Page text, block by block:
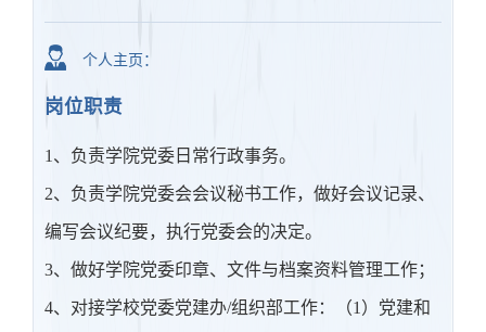
个人主页：
岗位职责
1、负责学院党委日常行政事务。
2、负责学院党委会会议秘书工作，做好会议记录、
编写会议纪要，执行党委会的决定。
3、做好学院党委印章、文件与档案资料管理工作；
4、对接学校党委党建办/组织部工作：（1）党建和